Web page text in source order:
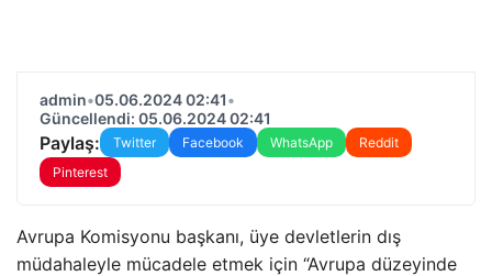
admin•05.06.2024 02:41•
Güncellendi: 05.06.2024 02:41
Paylaş: Twitter Facebook WhatsApp
Reddit
Pinterest
Avrupa Komisyonu başkanı, üye devletlerin dış
müdahaleyle mücadele etmek için “Avrupa düzeyinde